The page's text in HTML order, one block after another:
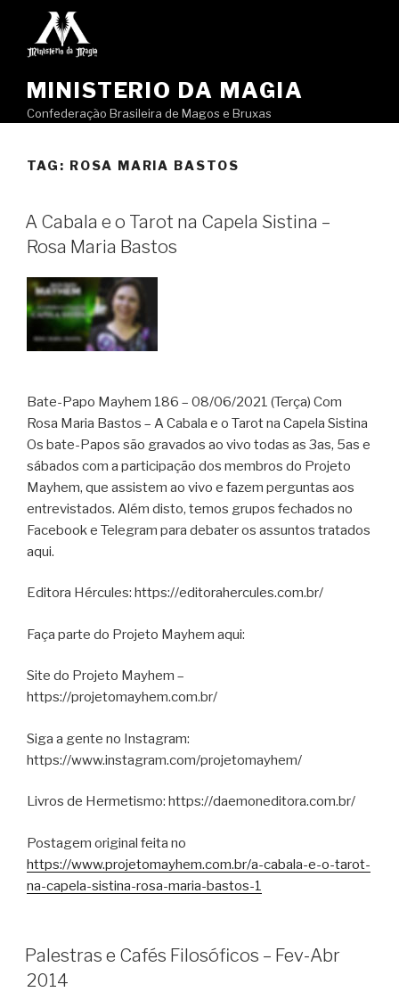
MINISTERIO DA MAGIA
Confederação Brasileira de Magos e Bruxas
TAG: ROSA MARIA BASTOS
A Cabala e o Tarot na Capela Sistina –
Rosa Maria Bastos
Bate-Papo Mayhem 186 – 08/06/2021 (Terça) Com
Rosa Maria Bastos – A Cabala e o Tarot na Capela Sistina
Os bate-Papos são gravados ao vivo todas as 3as, 5as e
sábados com a participação dos membros do Projeto
Mayhem, que assistem ao vivo e fazem perguntas aos
entrevistados. Além disto, temos grupos fechados no
Facebook e Telegram para debater os assuntos tratados
aqui.
Editora Hércules: https://editorahercules.com.br/
Faça parte do Projeto Mayhem aqui:
Site do Projeto Mayhem –
https://projetomayhem.com.br/
Siga a gente no Instagram:
https://www.instagram.com/projetomayhem/
Livros de Hermetismo: https://daemoneditora.com.br/
Postagem original feita no
https://www.projetomayhem.com.br/a-cabala-e-o-tarot-
na-capela-sistina-rosa-maria-bastos-1
Palestras e Cafés Filosóficos – Fev-Abr
2014